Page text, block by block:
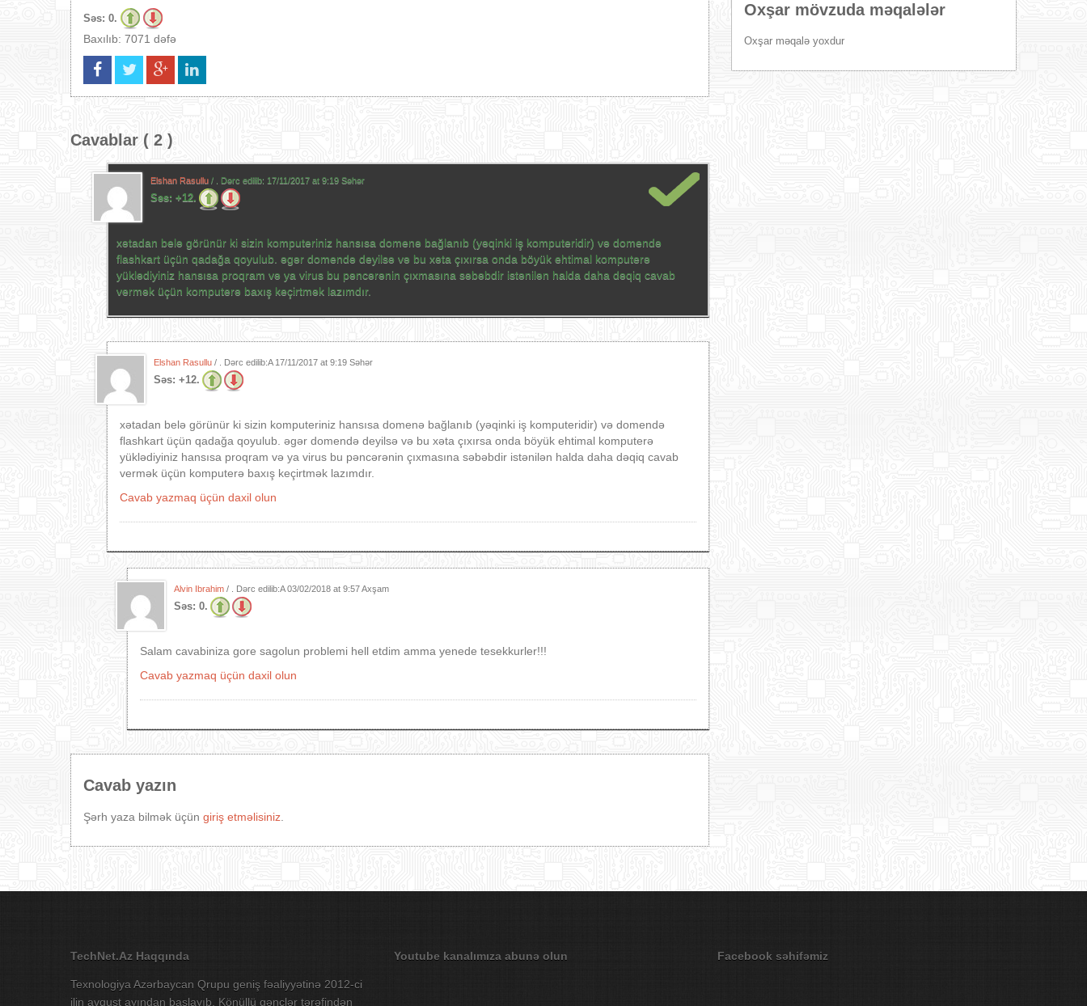
Səs: 0.
Baxılıb: 7071 dəfə
Cavablar ( 2 )
Elshan Rasullu / . Dərc edilib: 17/11/2017 at 9:19 Səhər
Səs: +12.
xətadan belə görünür ki sizin komputeriniz hansısa domenə bağlanıb (yəqinki iş komputeridir) və domendə
flashkart üçün qadağa qoyulub. əgər domendə deyilsə və bu xəta çıxırsa onda böyük ehtimal komputerə
yüklədiyiniz hansısa proqram və ya virus bu pəncərənin çıxmasına səbəbdir istənilən halda daha dəqiq cavab
vermək üçün komputerə baxış keçirtmək lazımdır.
Elshan Rasullu / . Dərc edilib:A 17/11/2017 at 9:19 Səhər
Səs: +12.
xətadan belə görünür ki sizin komputeriniz hansısa domenə bağlanıb (yəqinki iş komputeridir) və domendə
flashkart üçün qadağa qoyulub. əgər domendə deyilsə və bu xəta çıxırsa onda böyük ehtimal komputerə
yüklədiyiniz hansısa proqram və ya virus bu pəncərənin çıxmasına səbəbdir istənilən halda daha dəqiq cavab
vermək üçün komputerə baxış keçirtmək lazımdır.
Cavab yazmaq üçün daxil olun
Alvin Ibrahim / . Dərc edilib:A03/02/2018 at 9:57 Axşam
Səs: 0.
Salam cavabiniza gore sagolun problemi hell etdim amma yenede tesekkurler!!!
Cavab yazmaq üçün daxil olun
Cavab yazın
Şərh yaza bilmək üçün giriş etməlisiniz
Oxşar mövzuda məqalələr
Oxşar məqalə yoxdur
TechNet.Az Haqqında
Texnologiya Azərbaycan Qrupu geniş fəaliyyətinə 2012-ci
ilin avqust ayından başlayıb. Könüllü gənclər tərəfindən
Youtube kanalımıza abunə olun Facebook səhifəmiz